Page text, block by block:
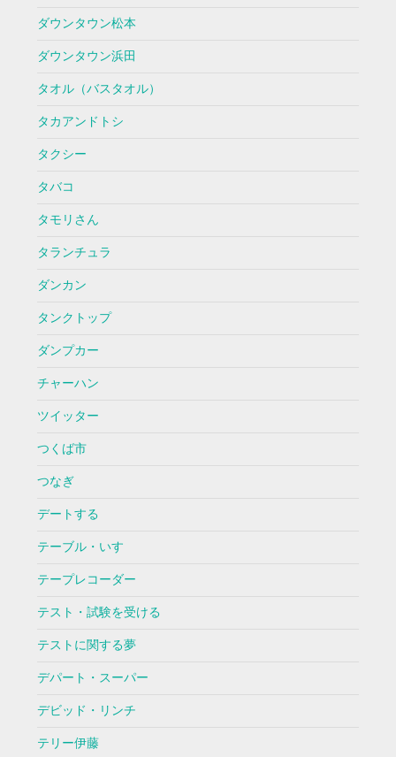
ダウンタウン松本
ダウンタウン浜田
タオル（バスタオル）
タカアンドトシ
タクシー
タバコ
タモリさん
タランチュラ
ダンカン
タンクトップ
ダンプカー
チャーハン
ツイッター
つくば市
つなぎ
デートする
テーブル・いす
テープレコーダー
テスト・試験を受ける
テストに関する夢
デパート・スーパー
デビッド・リンチ
テリー伊藤